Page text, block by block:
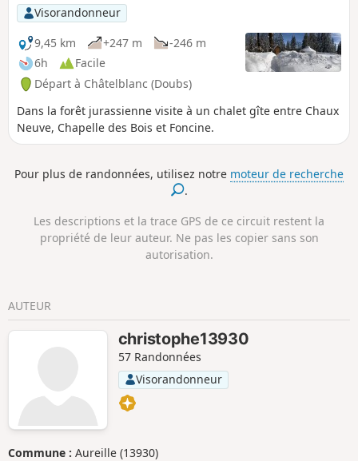
Visorandonneur
9,45 km
+247 m
-246 m
6h
Facile
Départ à Châtelblanc (Doubs)
Dans la forêt jurassienne visite à un chalet gîte entre Chaux
Neuve, Chapelle des Bois et Foncine.
Pour plus de randonnées, utilisez notre moteur de recherche
.
Les descriptions et la trace GPS de ce circuit restent la
propriété de leur auteur. Ne pas les copier sans son
autorisation.
AUTEUR
christophe13930
57 Randonnées
Visorandonneur
Commune : Aureille (13930)